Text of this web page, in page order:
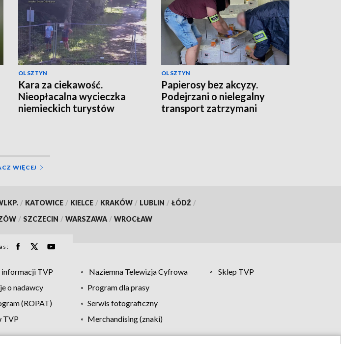
OLSZTYN
Kara za ciekawość.
Nieopłacalna wycieczka
niemieckich turystów
OLSZTYN
Papierosy bez akcyzy.
Podejrzani o nielegalny
transport zatrzymani
WIĘCEJ
/ KATOWICE / KIELCE / KRAKÓW / LUBLIN / ŁÓDŹ /
/ SZCZECIN / WARSZAWA / WROCŁAW
informacji TVP Naziemna Telewizja Cyfrowa
Sklep TVP
o nadawcy
Program dla prasy
(ROPAT)
Serwis fotograficzny
TVP
Merchandising (znaki)